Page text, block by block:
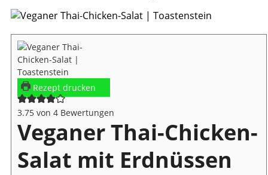
Rezept drucken
3.75 von 4 Bewertungen
Veganer Thai-Chicken-
Salat mit Erdnüssen